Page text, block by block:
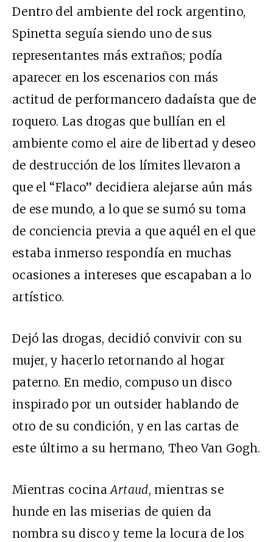
Dentro del ambiente del rock argentino,
Spinetta seguía siendo uno de sus
representantes más extraños; podía
aparecer en los escenarios con más
actitud de performancero dadaísta que de
roquero. Las drogas que bullían en el
ambiente como el aire de libertad y deseo
de destrucción de los límites llevaron a
que el “Flaco” decidiera alejarse aún más
de ese mundo, a lo que se sumó su toma
de conciencia previa a que aquél en el que
estaba inmerso respondía en muchas
ocasiones a intereses que escapaban a lo
artístico.
Dejó las drogas, decidió convivir con su
mujer, y hacerlo retornando al hogar
paterno. En medio, compuso un disco
inspirado por un outsider hablando de
otro de su condición, y en las cartas de
este último a su hermano, Theo Van Gogh.
Mientras cocinaArtaud, mientras se
hunde en las miserias de quien da
nombra su disco y teme la locura de los